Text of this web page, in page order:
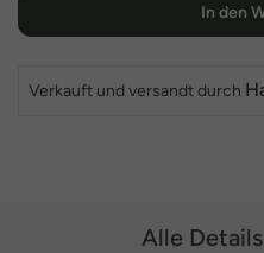
In den
Verkauft und versandt durch
Alle